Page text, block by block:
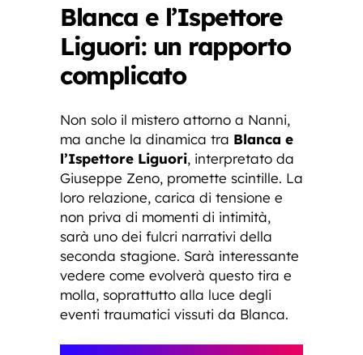
Blanca e l’Ispettore
Liguori: un rapporto
complicato
Non solo il mistero attorno a Nanni,
ma anche la dinamica tra Blanca e
l’Ispettore Liguori, interpretato da
Giuseppe Zeno, promette scintille. La
loro relazione, carica di tensione e
non priva di momenti di intimità,
sarà uno dei fulcri narrativi della
seconda stagione. Sarà interessante
vedere come evolverà questo tira e
molla, soprattutto alla luce degli
eventi traumatici vissuti da Blanca.